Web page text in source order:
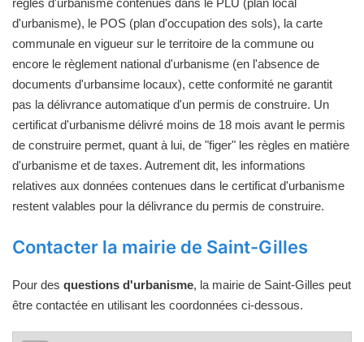
d'urbanisme), le POS (plan d'occupation des sols), la carte
communale en vigueur sur le territoire de la commune ou
encore le règlement national d'urbanisme (en l'absence de
documents d'urbansime locaux), cette conformité ne garantit
pas la délivrance automatique d'un permis de construire. Un
certificat d'urbanisme délivré moins de 18 mois avant le permis
de construire permet, quant à lui, de "figer" les règles en matière
d'urbanisme et de taxes. Autrement dit, les informations
relatives aux données contenues dans le certificat d'urbanisme
restent valables pour la délivrance du permis de construire.
Contacter la mairie de Saint-Gilles
Pour des questions d'urbanisme, la mairie de Saint-Gilles peut
être contactée en utilisant les coordonnées ci-dessous.